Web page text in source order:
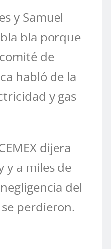
y Samuel
bla porque
de
habló de la
y gas
dijera
y a miles de
del
perdieron.